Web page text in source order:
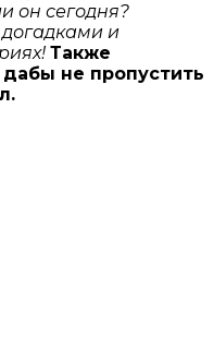
он сегодня?
и
Также
не пропустить